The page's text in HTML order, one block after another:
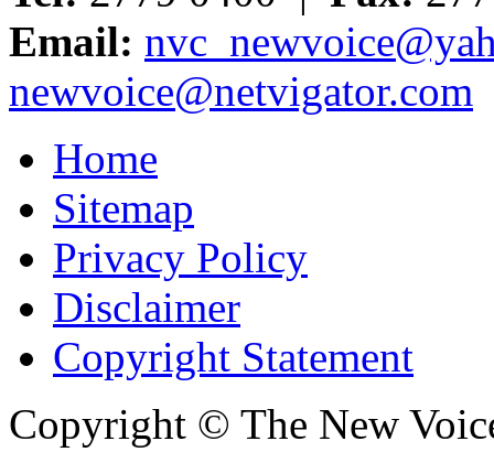
Email:
newvoice@netvigator.com
Home
Sitemap
Privacy Policy
Disclaimer
Copyright Statement
Copyright © The New